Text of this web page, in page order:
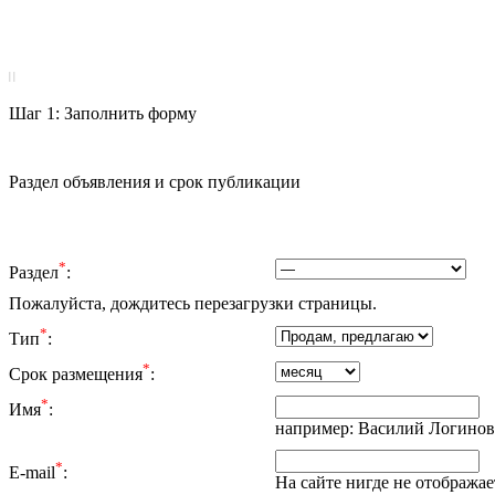
Шаг 1: Заполнить форму
Раздел объявления и срок публикации
Раздел*:
Пожалуйста, дождитесь перезагрузки страницы.
Тип*:
Срок размещения*:
Имя*:
например: Василий Логинов
E-mail*:
На сайте нигде не